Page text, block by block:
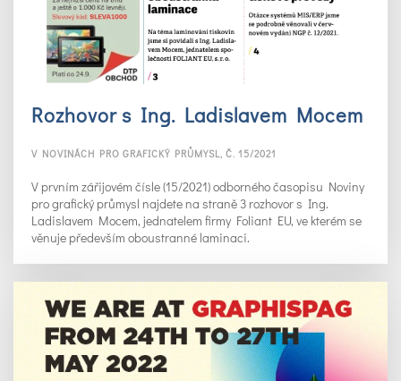
Rozhovor s Ing. Ladislavem Mocem
V NOVINÁCH PRO GRAFICKÝ PRŮMYSL, Č. 15/2021
V prvním zářijovém čísle (15/2021) odborného časopisu Noviny
pro grafický průmysl najdete na straně 3 rozhovor s Ing.
Ladislavem Mocem, jednatelem firmy Foliant EU, ve kterém se
věnuje především oboustranné laminaci.